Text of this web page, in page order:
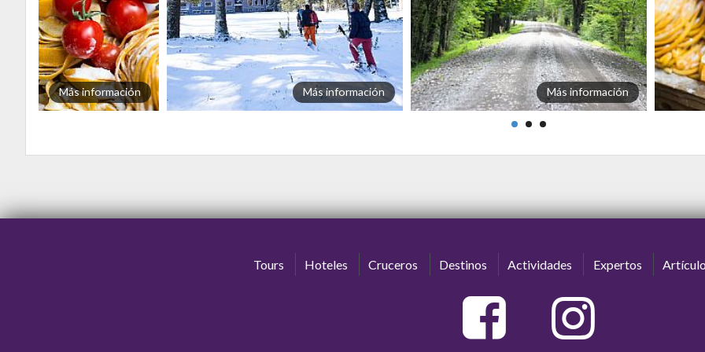
Más información Más información Más información
Tours Hoteles Cruceros Destinos Actividades Expertos